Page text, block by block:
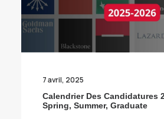
7 avril, 2025
Calendrier Des Candidatures
Spring, Summer, Graduate